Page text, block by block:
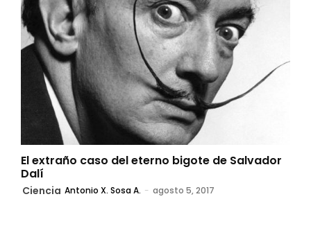
El extraño caso del eterno bigote de Salvador
Dalí
Ciencia Antonio X. Sosa A. - agosto 5, 2017